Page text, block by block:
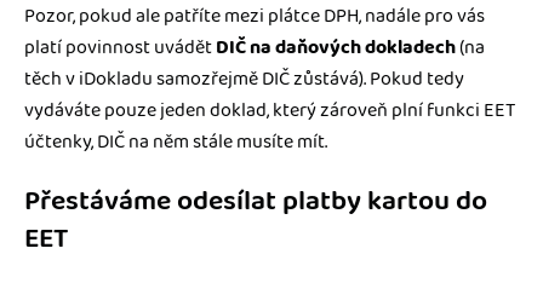
Pozor, pokud ale patříte mezi plátce DPH, nadále pro vás
platí povinnost uvádětDIČ na daňových dokladech(na
těch v iDokladu samozřejmě DIČ zůstává). Pokud tedy
vydáváte pouze jeden doklad, který zároveň plní funkci EET
účtenky, DIČ na něm stále musíte mít.
Přestáváme odesílat platby kartou do
EET